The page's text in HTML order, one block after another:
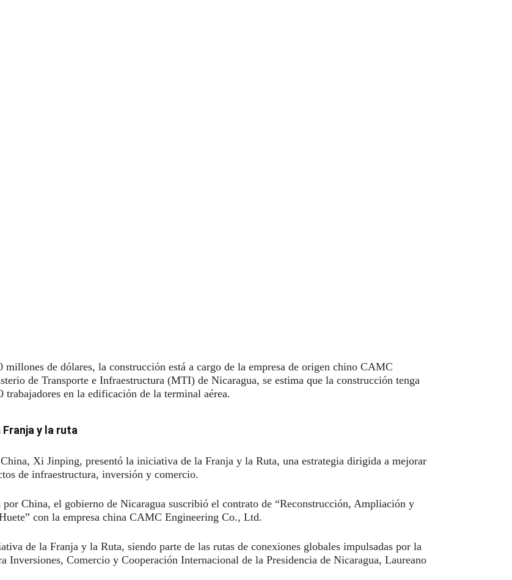
de dólares, la construcción está a cargo de la empresa de origen chino CAMC
de Transporte e Infraestructura (MTI) de Nicaragua, se estima que la construcción tenga
trabajadores en la edificación de la terminal aérea.
y la ruta
Xi Jinping, presentó la iniciativa de la Franja y la Ruta, una estrategia dirigida a mejorar
de infraestructura, inversión y comercio.
China, el gobierno de Nicaragua suscribió el contrato de “Reconstrucción, Ampliación y
con la empresa china CAMC Engineering Co., Ltd.
de la Franja y la Ruta, siendo parte de las rutas de conexiones globales impulsadas por la
Inversiones, Comercio y Cooperación Internacional de la Presidencia de Nicaragua, Laureano